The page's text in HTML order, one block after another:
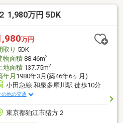
ヤマ薬局和泉多摩川店……約
……約530mあゆみ接骨院……約
狛江第二中学校……約500m
1,980万円 5DK
万円
取り 5DK
物面積88.46m2
地面積137.75m2
年月 1980年3月(築46年6ヶ月)
小田急線 和泉多摩川駅 徒歩10分
の他の交通
東京都狛江市猪方２